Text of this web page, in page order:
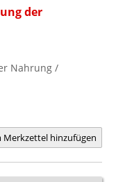
der
Nahrung /
Merkzettel hinzufügen